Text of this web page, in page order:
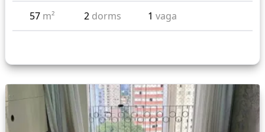
57 m² 2 dorms 1vaga